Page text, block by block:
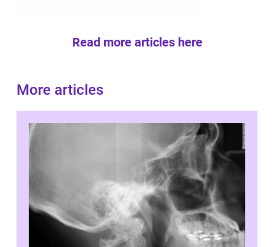
Read more articles here
More articles